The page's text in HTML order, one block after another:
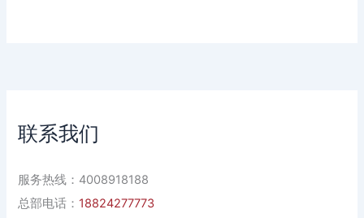
联系我们
服务热线：4008918188
总部电话：18824277773